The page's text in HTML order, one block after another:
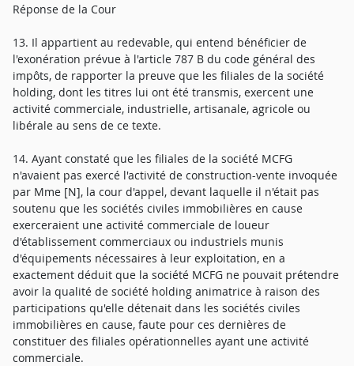
Réponse de la Cour
13. Il appartient au redevable, qui entend bénéficier de
l'exonération prévue à l'article 787 B du code général des
impôts, de rapporter la preuve que les filiales de la société
holding, dont les titres lui ont été transmis, exercent une
activité commerciale, industrielle, artisanale, agricole ou
libérale au sens de ce texte.
14. Ayant constaté que les filiales de la société MCFG
n'avaient pas exercé l'activité de construction-vente invoquée
par Mme [N], la cour d'appel, devant laquelle il n'était pas
soutenu que les sociétés civiles immobilières en cause
exerceraient une activité commerciale de loueur
d'établissement commerciaux ou industriels munis
d'équipements nécessaires à leur exploitation, en a
exactement déduit que la société MCFG ne pouvait prétendre
avoir la qualité de société holding animatrice à raison des
participations qu'elle détenait dans les sociétés civiles
immobilières en cause, faute pour ces dernières de
constituer des filiales opérationnelles ayant une activité
commerciale.